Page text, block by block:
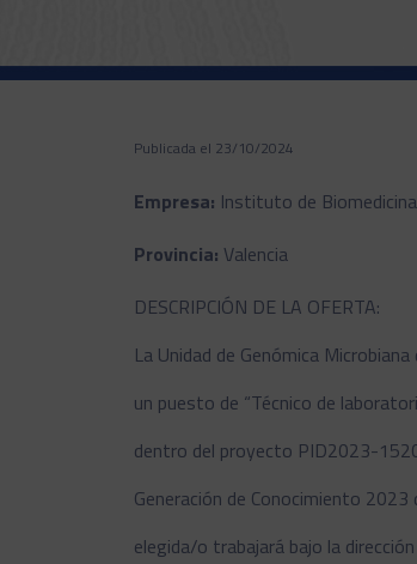
Publicada el 23/10/2024
Empresa: Instituto de Biomedicina
Provincia: Valencia
DESCRIPCIÓN DE LA OFERTA:
La Unidad de Genómica
un puesto de “Técnico de
dentro del proyecto PID2023-
Generación de Conocimiento
elegida/o trabajará bajo la